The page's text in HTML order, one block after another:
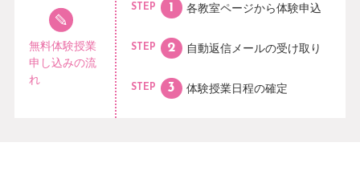
無料体験授業
申し込みの流
れ
STEP 各教室ページから体験申込
STEP 自動返信メールの受け取り
STEP 体験授業日程の確定